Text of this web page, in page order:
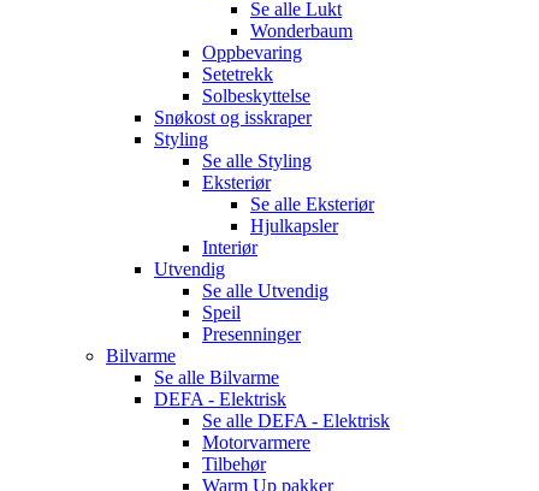
Se alle Lukt
Wonderbaum
Oppbevaring
Setetrekk
Solbeskyttelse
Snøkost og isskraper
Styling
Se alle Styling
Eksteriør
Se alle Eksteriør
Hjulkapsler
Interiør
Utvendig
Se alle Utvendig
Speil
Presenninger
Bilvarme
Se alle Bilvarme
DEFA - Elektrisk
Se alle DEFA - Elektrisk
Motorvarmere
Tilbehør
Warm Up pakker